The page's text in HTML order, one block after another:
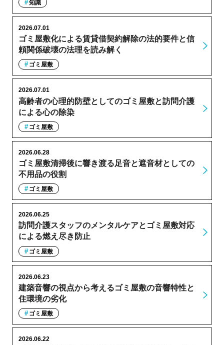
知識
ゴミ屋敷化による賃貸借契約解除の法的要件と信
頼関係破壊の法理を読み解く
2026.07.01
ゴミ屋敷
高齢者の心理的防壁としてのゴミ屋敷と訪問介護
による心の除染
2026.07.01
ゴミ屋敷
ゴミ屋敷清掃後に響き渡る足音と遮音材としての
不用品の役割
2026.06.28
ゴミ屋敷
訪問介護スタッフのメンタルケアとゴミ屋敷対応
による燃え尽き防止
2026.06.25
ゴミ屋敷
建築音響の視点から考えるゴミ屋敷の音響特性と
住環境の劣化
2026.06.23
ゴミ屋敷
2026.06.22